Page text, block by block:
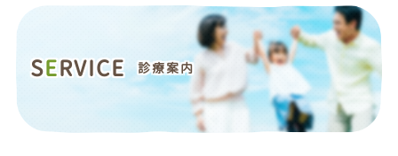
SERVICE 診療案内